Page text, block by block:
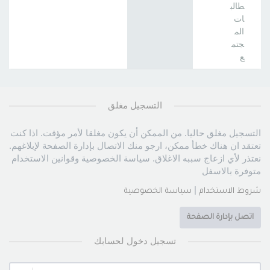
طالب
ات
الم
جتم
ع
التسجيل مغلق
التسجيل مغلق حاليا. من الممكن أن يكون مغلقا لأمر مؤقت. اذا كنت
تعتقد ان هناك خطأ ممكن، ارجو منك الاتصال بإدارة الصفحة لإبلاغهم.
نعتذر لأي ازعاج سببه الاغلاق. سياسة الخصوصية وقوانين الاستخدام
متوفرة بالاسفل
شروط الاستخدام | سياسة الخصوصية
اتصل بإدارة الصفحة
تسجيل دخول لحسابك